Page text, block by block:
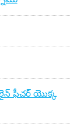
ఫీచర్ యొక్క